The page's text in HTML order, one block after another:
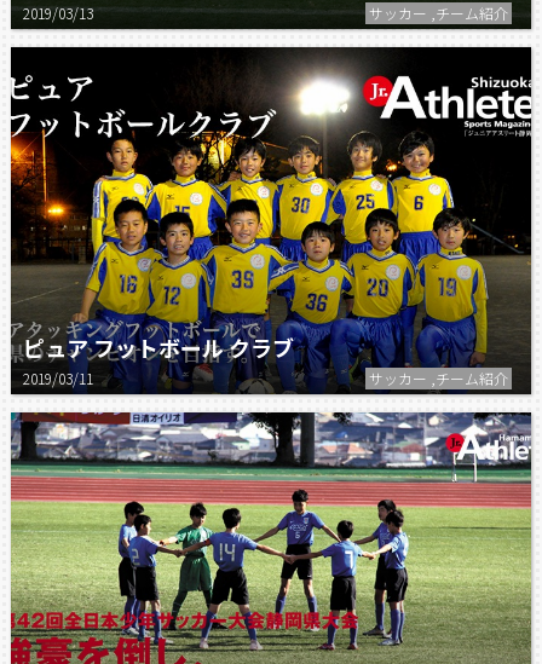
2019/03/13 サッカー ,チーム紹介
ピュア フットボール クラブ
2019/03/11 サッカー ,チーム紹介